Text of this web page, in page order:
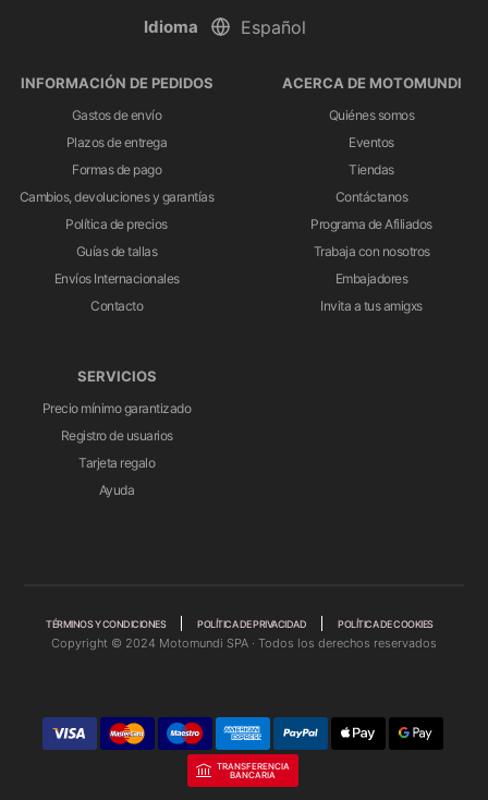
Idioma
INFORMACIÓN DE PEDIDOS
Gastos de envío
Plazos de entrega
Formas de pago
Cambios, devoluciones y garantías
Política de precios
Guías de tallas
Envíos Internacionales
Contacto
ACERCA DE MOTOMUNDI
Quiénes somos
Eventos
Tiendas
Contáctanos
Programa de Afiliados
Trabaja con nosotros
Embajadores
Invita a tus amigxs
SERVICIOS
Precio mínimo garantizado
Registro de usuarios
Tarjeta regalo
Ayuda
TÉRMINOS Y CONDICIONES POLÍTICA DE PRIVACIDAD POLÍTICA DE COOKIES
Copyright © 2024 Motomundi SPA · Todos los derechos reservados
TRANSFERENCIA
BANCARIA